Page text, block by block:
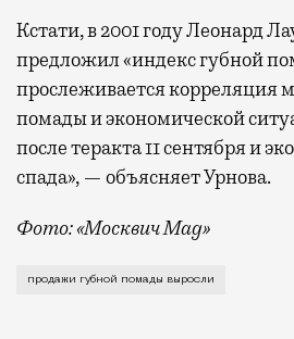
Кстати, в 2001 году Леонард
предложил «индекс губной
прослеживается
помады и экономической
после теракта 11 сентября и
спада», — объясняет Урнова.
Фото: «Москвич Mag»
Удивительное дело, но
продажи губной помады выросли